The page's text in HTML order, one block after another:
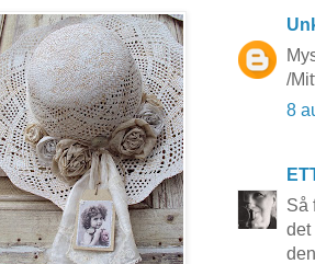
/
8
Så
det